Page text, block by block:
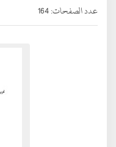
عدد الصفحات: 164